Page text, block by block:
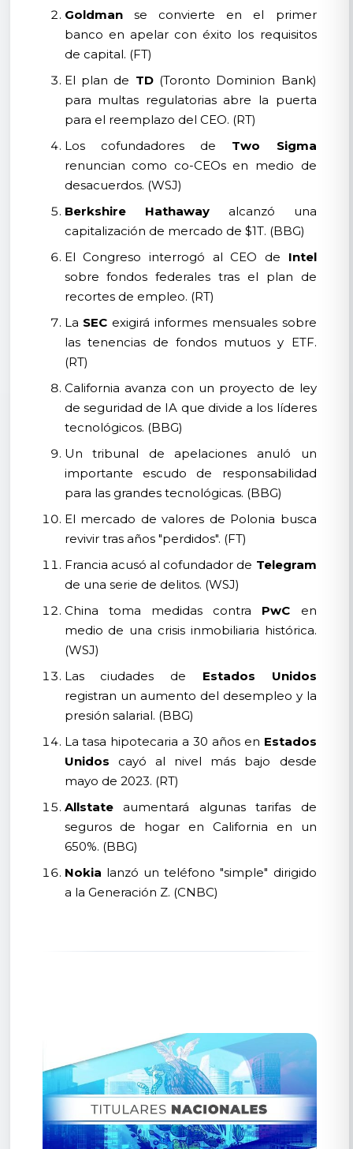
Goldmanse convierte en el primer
banco en apelar con éxito los requisitos
de capital. (FT)
El plan de TD(Toronto Dominion Bank)
para multas regulatorias abre la puerta
para el reemplazo del CEO. (RT)
Los cofundadores de Two Sigma
renuncian como co-CEOs en medio de
desacuerdos. (WSJ)
Berkshire Hathawayalcanzó una
capitalización de mercado de $1T. (BBG)
El Congreso interrogó al CEO de Intel
sobre fondos federales tras el plan de
recortes de empleo. (RT)
La SEC exigirá informes mensuales sobre
las tenencias de fondos mutuos y ETF.
(RT)
California avanza con un proyecto de ley
de seguridad de IA que divide a los líderes
tecnológicos. (BBG)
Un tribunal de apelaciones anuló un
importante escudo de responsabilidad
para las grandes tecnológicas. (BBG)
El mercado de valores de Polonia busca
revivir tras años "perdidos". (FT)
Francia acusó al cofundador de Telegram
de una serie de delitos. (WSJ)
China toma medidas contra PwC en
medio de una crisis inmobiliaria histórica.
(WSJ)
Las ciudades de Estados Unidos
registran un aumento del desempleo y la
presión salarial. (BBG)
La tasa hipotecaria a 30 años en Estados
Unidos cayó al nivel más bajo desde
mayo de 2023. (RT)
Allstateaumentará algunas tarifas de
seguros de hogar en California en un
650%. (BBG)
Nokia lanzó un teléfono "simple" dirigido
a la Generación Z. (CNBC)